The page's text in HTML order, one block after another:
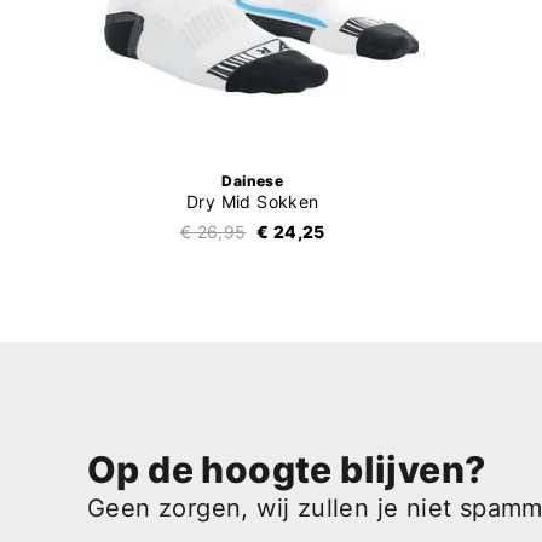
Dainese
Dry Mid Sokken
€ 26,95 € 24,25
Op de hoogte blijven?
Geen zorgen, wij zullen je niet